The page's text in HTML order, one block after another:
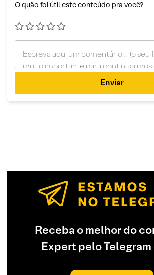
O quão foi útil este conteúdo pra você?
Enviar
Receba o melhor do
Expert pelo Telegram